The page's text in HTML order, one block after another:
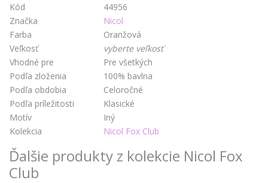
Kód
44956
Značka
Nicol
Farba
Oranžová
Veľkosť
vyberte veľkosť
Vhodné pre
Pre všetkých
Podľa zloženia
100% bavlna
Podľa obdobia
Celoročné
Podľa príležitosti
Klasické
Motív
Iný
Kolekcia
Nicol Fox Club
Ďalšie produkty z kolekcie Nicol Fox
Club